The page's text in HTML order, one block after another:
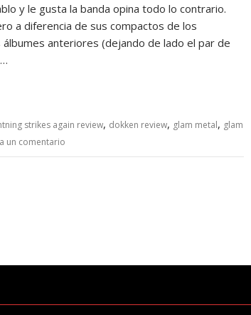
y le gusta la banda opina todo lo contrario.
a diferencia de sus compactos de los
anteriores (dejando de lado el par de
strikes again review, dokken review, glam metal, glam
un comentario